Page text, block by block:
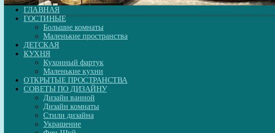
ГЛАВНАЯ
ГОСТИНЫЕ
Большие комнаты
Маленькие пространства
ДЕТСКАЯ
КУХНЯ
Кухонный фартук
Маленькие кухни
ОТКРЫТЫЕ ПРОСТРАНСТВА
СОВЕТЫ ПО ДИЗАЙНУ
Дизайн ванной
Дизайн комнаты
Стили дизайна
Украшение